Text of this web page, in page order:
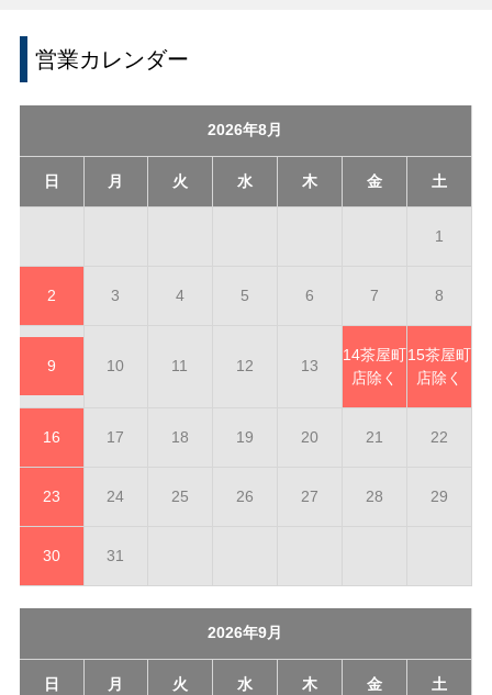
営業カレンダー
2026年8月
日 月 火 水 木 金 土
1
2 3 4 5 6 7 8
9 10 11 12 13
14茶屋町
店除く
15茶屋町
店除く
16 17 18 19 20 21 22
23 24 25 26 27 28 29
30 31
2026年9月
日 月 火 水 木 金 土